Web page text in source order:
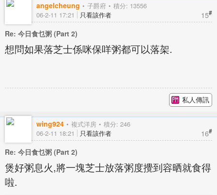
angelcheung 子爵府 積分: 13556
15#
06-2-11 17:21 只看該作者
Re: 今日食乜粥 (Part 2)
想問如果落芝士係咪保咩粥都可以落架.
私人傳訊
wing924 複式洋房 積分: 246
16#
06-2-11 18:21 只看該作者
Re: 今日食乜粥 (Part 2)
煲好粥息火,將一塊芝士放落粥度攪到容晒就食得
啦.